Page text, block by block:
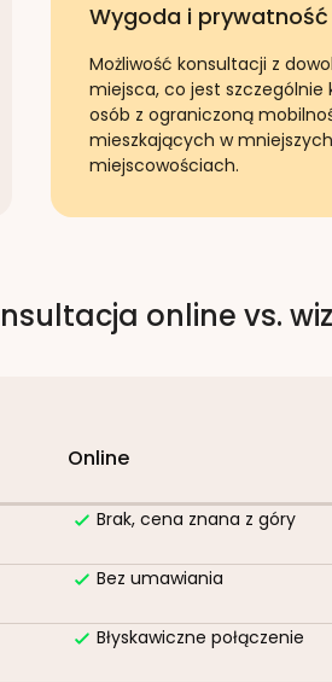
Wygoda i prywatność
Możliwość konsultacji z
miejsca, co jest szczególnie
osób z ograniczoną
mieszkających w mniejszych
miejscowościach.
online vs.
Online
Brak, cena znana z góry
Bez umawiania
Błyskawiczne połączenie